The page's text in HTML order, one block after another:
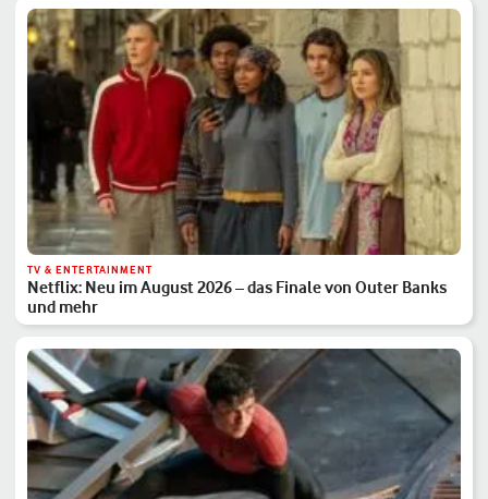
TV & ENTERTAINMENT
Netflix: Neu im August 2026 – das Finale von Outer Banks
und mehr